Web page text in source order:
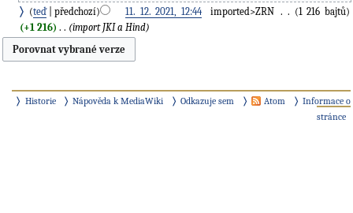
teď
předchozí 11. 12. 2021, 12:44‎ imported>ZRN ‎
1 216 bajtů
+1 216 ‎ import JKI a Hind
Historie Nápověda k MediaWiki Odkazuje sem Atom
Informace o
stránce